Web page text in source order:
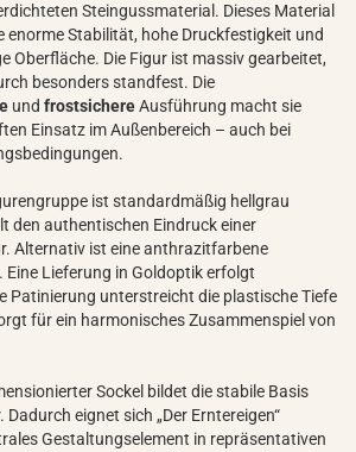
Steingussmaterial. Dieses Material
enorme Stabilität, hohe Druckfestigkeit und
Oberfläche. Die Figur ist massiv gearbeitet,
besonders standfest. Die
und frostsichereAusführung macht sie
Einsatz im Außenbereich – auch bei
ist standardmäßig hellgrau
den authentischen Eindruck einer
Alternativ ist eine anthrazitfarbene
Lieferung in Goldoptik erfolgt
Patinierung unterstreicht die plastische Tiefe
für ein harmonisches Zusammenspiel von
Sockel bildet die stabile Basis
eignet sich „Der Erntereigen“
Gestaltungselement in repräsentativen